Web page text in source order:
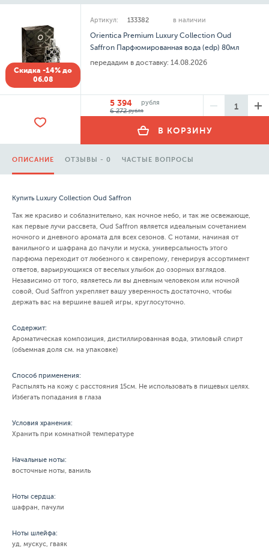
Скидка -14% до
06.08
Артикул: 133382 в наличии
Orientica Premium Luxury Collection Oud
Saffron Парфюмированная вода (edp) 80мл
передадим в доставку: 14.08.2026
5 394
рубля
6 272рубля
В КОРЗИНУ
ОПИСАНИЕ ОТЗЫВЫ - 0 ЧАСТЫЕ ВОПРОСЫ
Купить Luxury Collection Oud Saffron
Так же красиво и соблазнительно, как ночное небо, и так же освежающе,
как первые лучи рассвета, Oud Saffron является идеальным сочетанием
ночного и дневного аромата для всех сезонов. С нотами, начиная от
ванильного и шафрана до пачули и муска, универсальность этого
парфюма переходит от любезного к свирепому, генерируя ассортимент
ответов, варьирующихся от веселых улыбок до озорных взглядов.
Независимо от того, являетесь ли вы дневным человеком или ночной
совой, Oud Saffron укрепляет вашу уверенность достаточно, чтобы
держать вас на вершине вашей игры, круглосуточно.
Содержит:
Ароматическая композиция, дистиллированная вода, этиловый спирт
(объемная доля см. на упаковке)
Способ применения:
Распылять на кожу с расстояния 15см. Не использовать в пищевых целях.
Избегать попадания в глаза
Условия хранения:
Хранить при комнатной температуре
Начальные ноты:
восточные ноты, ваниль
Ноты сердца:
шафран, пачули
Ноты шлейфа:
уд, мускус, гваяк